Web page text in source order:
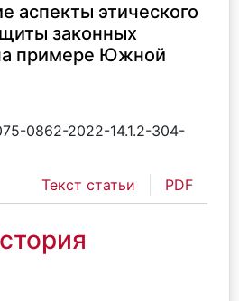
аспекты этического
законных
примере Южной
0862-2022-14.1.2-304-
Текст статьи PDF